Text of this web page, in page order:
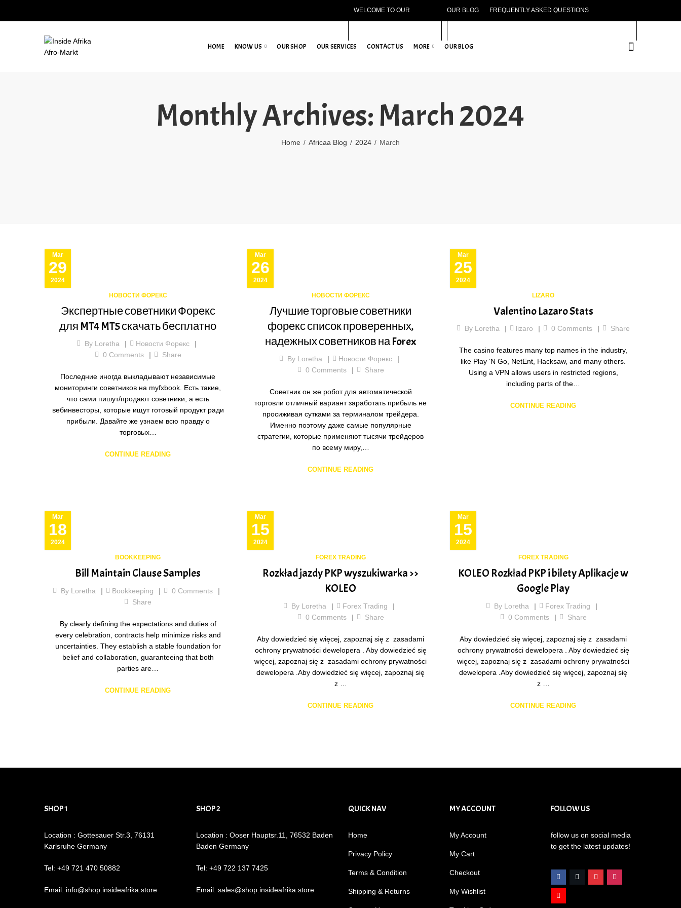
WELCOME TO OUR OUR BLOG FREQUENTLY ASKED QUESTIONS
HOME KNOW US OUR SHOP OUR SERVICES CONTACT US MORE OUR BLOG
Monthly Archives: March 2024
Home Africaa Blog 2024 March
29
Mar
2024
НОВОСТИ ФОРЕКС
Экспертные советники Форекс
для MT4 MT5 скачать бесплатно
By Loretha
Новости Форекс
0 Comments Share
Последние иногда выкладывают независимые
мониторинги советников на myfxbook. Есть такие,
что сами пишут/продают советники, а есть
вебинвесторы, которые ищут готовый продукт ради
прибыли. Давайте же узнаем всю правду о
торговых…
CONTINUE READING
26
Mar
2024
НОВОСТИ ФОРЕКС
Лучшие торговые советники
форекс список проверенных,
надежных советников на Forex
By Loretha
Новости Форекс
0 Comments Share
Советник он же робот для автоматической
торговли отличный вариант заработать прибыль не
просиживая сутками за терминалом трейдера.
Именно поэтому даже самые популярные
стратегии, которые применяют тысячи трейдеров
по всему миру,…
CONTINUE READING
25
Mar
2024
LIZARO
Valentino Lazaro Stats
By Loretha lizaro 0 Comments Share
The casino features many top names in the industry,
like Play ‘N Go, NetEnt, Hacksaw, and many others.
Using a VPN allows users in restricted regions,
including parts of the…
CONTINUE READING
18
Mar
2024
BOOKKEEPING
Bill Maintain Clause Samples
By Loretha Bookkeeping 0 Comments
Share
By clearly defining the expectations and duties of
every celebration, contracts help minimize risks and
uncertainties. They establish a stable foundation for
belief and collaboration, guaranteeing that both
parties are…
CONTINUE READING
15
Mar
2024
FOREX TRADING
Rozkład jazdy PKP wyszukiwarka >>
KOLEO
By Loretha
Forex Trading
0 Comments Share
Aby dowiedzieć się więcej, zapoznaj się z zasadami
ochrony prywatności dewelopera . Aby dowiedzieć się
więcej, zapoznaj się z zasadami ochrony prywatności
dewelopera .Aby dowiedzieć się więcej, zapoznaj się
z …
CONTINUE READING
15
Mar
2024
FOREX TRADING
KOLEO Rozkład PKP i bilety Aplikacje w
Google Play
By Loretha
Forex Trading
0 Comments Share
Aby dowiedzieć się więcej, zapoznaj się z zasadami
ochrony prywatności dewelopera . Aby dowiedzieć się
więcej, zapoznaj się z zasadami ochrony prywatności
dewelopera .Aby dowiedzieć się więcej, zapoznaj się
z …
CONTINUE READING
SHOP 1
Location : Gottesauer Str.3, 76131
Karlsruhe Germany
Tel: +49 721 470 50882
Email: info@shop.insideafrika.store
SHOP 2
Location : Ooser Hauptsr.11, 76532 Baden
Baden Germany
Tel: +49 722 137 7425
Email: sales@shop.insideafrika.store
QUICK NAV
Home
Privacy Policy
Terms & Condition
Shipping & Returns
MY ACCOUNT
My Account
My Cart
Checkout
My Wishlist
FOLLOW US
follow us on social media
to get the latest updates!